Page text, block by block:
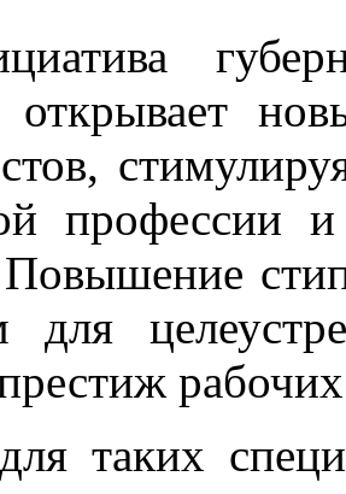
профессии
для
таких